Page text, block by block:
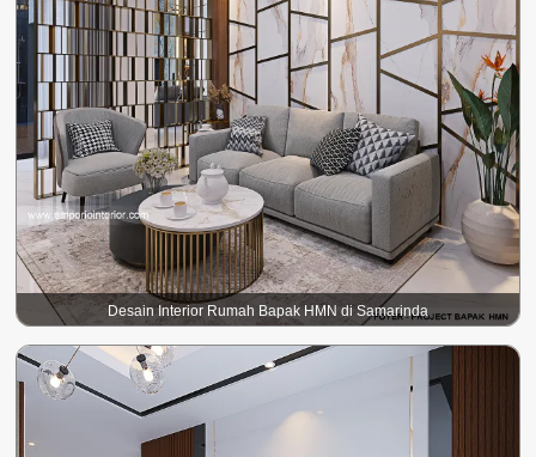
Desain Interior Rumah Bapak HMN di Samarinda